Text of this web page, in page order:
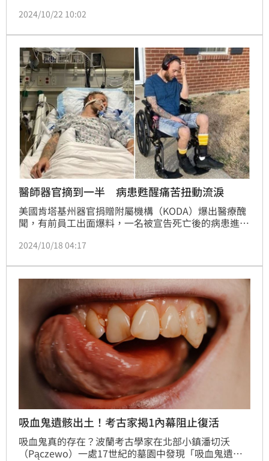
恢復呼吸心跳，家屬立即打電話求救，但女嬰被送到醫
嬰有救的家屬崩潰直呼「我們的一切都被摧毀了」。
2024/10/22 10:02
醫師器官摘到一半 病患甦醒痛苦扭動流淚
美國肯塔基州器官捐贈附屬機構（KODA）爆出醫療醜
聞，有前員工出面爆料，一名被宣告死亡後的病患進行
來動去，對此，當地相關單位已展開調查。
2024/10/18 04:17
吸血鬼遺骸出土！考古家揭1內幕阻止復活
吸血鬼真的存在？波蘭考古學家在北部小鎮潘切沃
（Pączewo）一處17世紀的墓園中發現「吸血鬼遺